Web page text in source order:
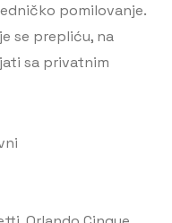
pomilovanje.
se prepliću, na
sa privatnim